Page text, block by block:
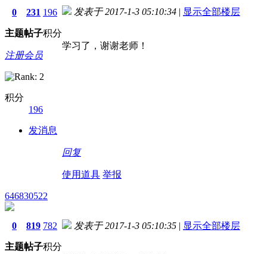
0
主题
231
帖子
196
积分
注册会员
积分
196
发消息
发表于 2017-1-3 05:10:34 | 显示全部楼层
学习了，谢谢老师
回复
使用道具 举报
646830522
0
主题
819
帖子
782
积分
发表于 2017-1-3 05:10:35 | 显示全部楼层